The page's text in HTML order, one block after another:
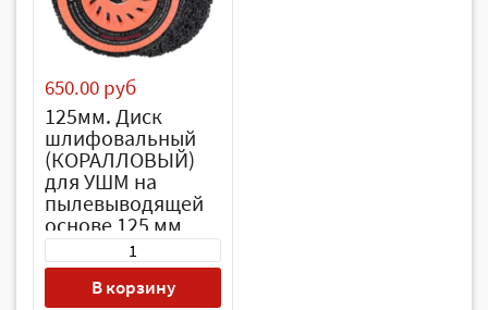
650.00 руб
125мм. Диск
шлифовальный
(КОРАЛЛОВЫЙ)
для УШМ на
пылевыводящей
основе 125 мм
"РОСОМАХА"
В корзину